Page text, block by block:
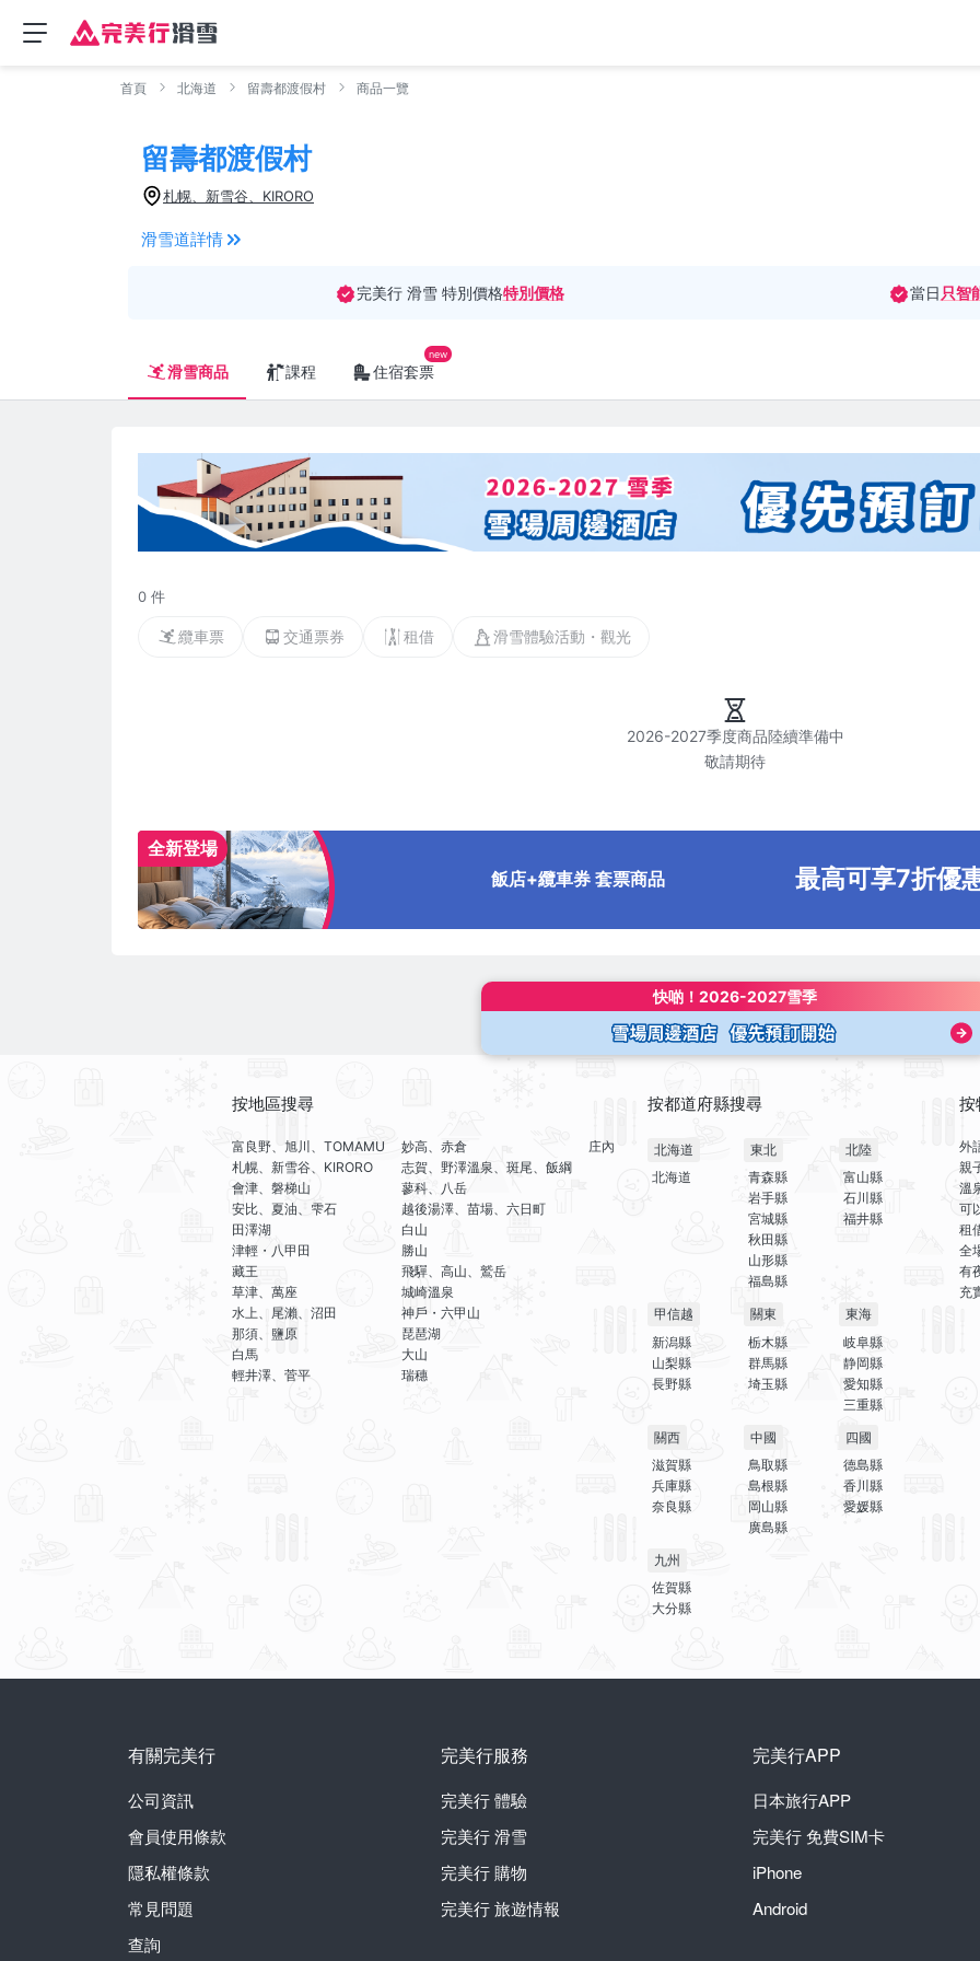
首頁 北海道 留壽都渡假村 商品一覽
留壽都渡假村
札幌、新雪谷、KIRORO
滑雪道詳情
完美行 滑雪 特別價格特別價格 當日 只智
滑雪商品 課程 住宿套票
0 件
纜車票 交通票券 租借 滑雪體驗活動・觀光
2026-2027季度商品陸續準備中
全新登場
飯店+纜車券 套票商品
最高可享7折優
快啲！ 2026-2027雪季
按地區搜尋
富良野、旭川、TOMAMU
札幌、新雪谷、KIRORO
會津、磐梯山
安比、夏油、雫石
田澤湖
津輕・八甲田
藏王
草津、萬座
水上、尾瀨、沼田
那須、鹽原
白馬
輕井澤、菅平
妙高、赤倉
志賀、野澤溫泉、斑尾、飯綱
蓼科、八岳
越後湯澤、苗場、六日町
白山
勝山
飛驒、高山、鷲岳
城崎溫泉
神戶・六甲山
琵琶湖
大山
瑞穗
庄內
按都道府縣搜尋
北海道
北海道
東北
青森縣
岩手縣
宮城縣
秋田縣
山形縣
福島縣
北陸
富山縣
石川縣
福井縣
甲信越
新潟縣
山梨縣
長野縣
關東
栃木縣
群馬縣
埼玉縣
東海
岐阜縣
静岡縣
愛知縣
三重縣
關西
滋賀縣
兵庫縣
奈良縣
中國
鳥取縣
島根縣
岡山縣
廣島縣
四國
德島縣
香川縣
愛媛縣
九州
佐賀縣
大分縣
按
外
親
溫
可
租
全
有
充
有關完美行
公司資訊
會員使用條款
隱私權條款
常見問題
查詢
完美行服務
完美行 體驗
完美行 滑雪
完美行 購物
完美行 旅遊情報
完美行APP
日本旅行APP
完美行免費SIM卡
iPhone
Android